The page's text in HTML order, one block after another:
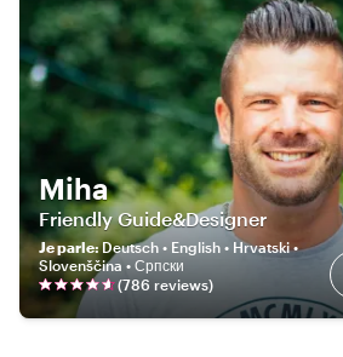
Miha
Friendly Guide&Designer
Je parle:Deutsch • English • Hrvatski •
Slovenščina • Српски
(786 reviews)